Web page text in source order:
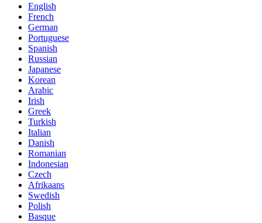
English
French
German
Portuguese
Spanish
Russian
Japanese
Korean
Arabic
Irish
Greek
Turkish
Italian
Danish
Romanian
Indonesian
Czech
Afrikaans
Swedish
Polish
Basque